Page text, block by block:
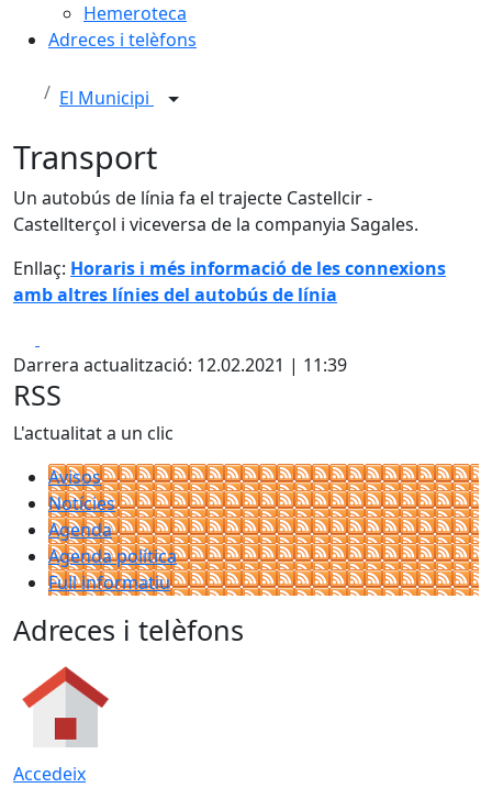
Hemeroteca
Adreces i telèfons
El Municipi
Transport
Un autobús de línia fa el trajecte Castellcir -
Castellterçol i viceversa de la companyia Sagales.
Enllaç: Horaris i més informació de les connexions
amb altres línies del autobús de línia
Darrera actualització: 12.02.2021 | 11:39
RSS
L'actualitat a un clic
Avisos
Notícies
Agenda
Agenda política
Full informatiu
Adreces i telèfons
Accedeix